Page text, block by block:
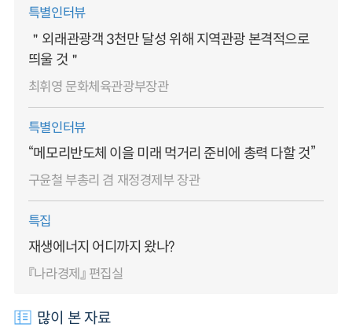
특별인터뷰
＂외래관광객 3천만 달성 위해 지역관광 본격적으로
띄울 것＂
최휘영 문화체육관광부장관
특별인터뷰
“메모리반도체 이을 미래 먹거리 준비에 총력 다할 것”
구윤철 부총리 겸 재정경제부 장관
특집
재생에너지 어디까지 왔나?
『나라경제』 편집실
많이 본 자료